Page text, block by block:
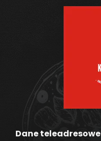
Dane teleadresowe